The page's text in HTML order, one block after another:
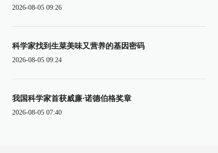
2026-08-05 09:26
科学家找到生菜美味又营养的基因密码
2026-08-05 09:24
我国科学家首获威廉·诺德伯格奖章
2026-08-05 07:40